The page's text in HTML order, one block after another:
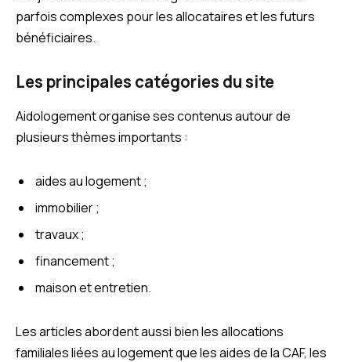
parfois complexes pour les allocataires et les futurs
bénéficiaires.
Les principales catégories du site
Aidologement organise ses contenus autour de
plusieurs thèmes importants :
aides au logement ;
immobilier ;
travaux ;
financement ;
maison et entretien.
Les articles abordent aussi bien les allocations
familiales liées au logement que les aides de la CAF, les